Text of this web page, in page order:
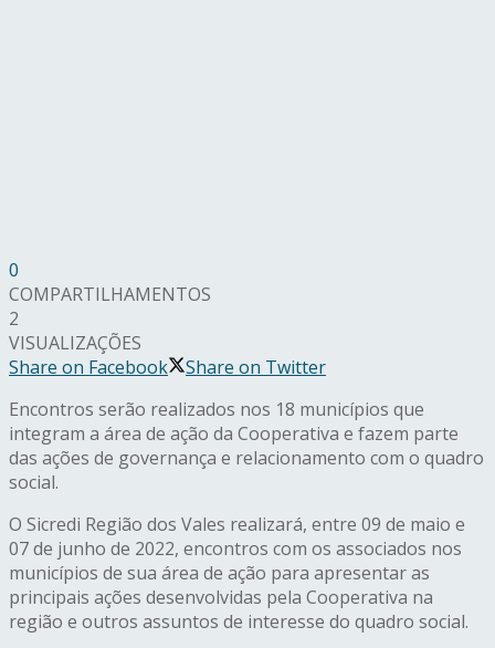
0
COMPARTILHAMENTOS
2
VISUALIZAÇÕES
Share on Facebook
Share on Twitter
Encontros serão realizados nos 18 municípios que
integram a área de ação da Cooperativa e fazem parte
das ações de governança e relacionamento com o quadro
social.
O Sicredi Região dos Vales realizará, entre 09 de maio e
07 de junho de 2022, encontros com os associados nos
municípios de sua área de ação para apresentar as
principais ações desenvolvidas pela Cooperativa na
região e outros assuntos de interesse do quadro social.